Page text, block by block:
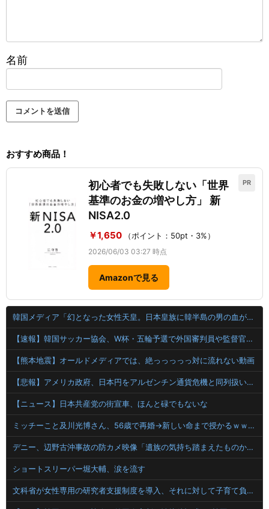
名前
おすすめ商品！
PR
初心者でも失敗しない「世界
基準のお金の増やし方」 新
NISA2.0
￥1,650 （ポイント：50pt・3%）
2026/06/03 03:27 時点
Amazonで見る
韓国メディア「幻となった女性天皇。日本皇族に韓半島の男の血が入る可能性がゼロに・・・」
【速報】韓国サッカー協会、W杯・五輪予選で外国審判員や監督官を性接待！！！！
【熊本地震】オールドメディアでは、絶っっっっっ対に流れない動画
【悲報】アメリカ政府、日本円をアルゼンチン通貨危機と同列扱いへ・・・
【ニュース】日本共産党の街宣車、ほんと碌でもないな
ミッチーこと及川光博さん、56歳で再婚→新しい命まで授かるｗｗｗｗｗ
デニー、辺野古沖事故の防カメ映像「遺族の気持ち踏まえたものかくみ取り切れず」
ショートスリーパー堀大輔、涙を流す
文科省が女性専用の研究者支援制度を導入、それに対して子育て負担に苦しむ若手男性研究者は……